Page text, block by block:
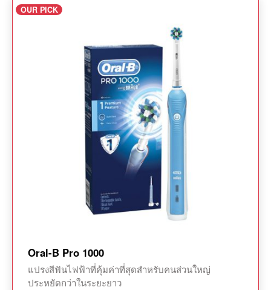
OUR PICK
Oral-B Pro 1000
แปรงสีฟันไฟฟ้าที่คุ้มค่าที่สุดสำหรับคนส่วนใหญ่
ประหยัดกว่าในระยะยาว